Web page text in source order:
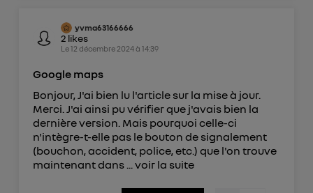
yvma63166666
2 likes
Le12 décembre 2024à 14:39
Google maps
Bonjour, J'ai bien lu l'article sur la mise à jour.
Merci. J'ai ainsi pu vérifier que j'avais bien la
dernière version. Mais pourquoi celle-ci
n'intègre-t-elle pas le bouton de signalement
(bouchon, accident, police, etc.) que l'on trouve
maintenant dans ... voir la suite